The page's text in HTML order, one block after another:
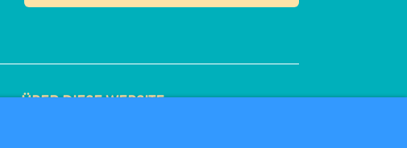
✕
ÜBER DIESE WEBSITE